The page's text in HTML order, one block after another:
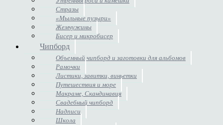
Стразы
«Мыльные пузыри»
Жемчужины
Бисер и микробисер
Чипборд
Объемный чипборд и заготовки для альбомов
Рамочки
Листики, завитки, виньетки
Путешествия и море
Макраме, Скандинавия
Свадебный чипборд
Надписи
Школа